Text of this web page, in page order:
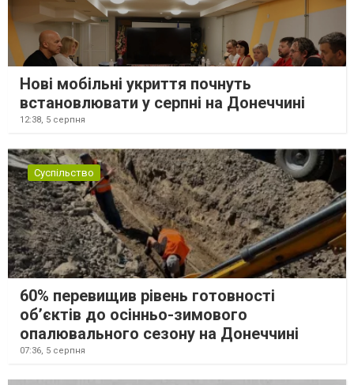
Нові мобільні укриття почнуть
встановлювати у серпні на Донеччині
12:38, 5 серпня
Суспільство
60% перевищив рівень готовності
об’єктів до осінньо-зимового
опалювального сезону на Донеччині
07:36, 5 серпня